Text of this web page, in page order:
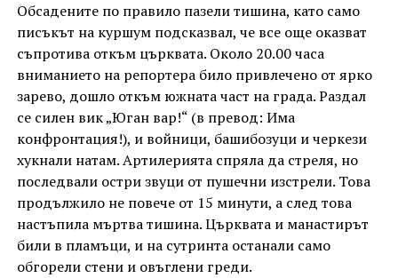
Обсадените по правило пазели тишина, като само
писъкът на куршум подсказвал, че все още оказват
съпротива откъм църквата. Около 20.00 часа
вниманието на репортера било привлечено от ярко
зарево, дошло откъм южната част на града. Раздал
се силен вик „Юган вар!“ (в превод: Има
конфронтация!), и войници, башибозуци и черкези
хукнали натам. Артилерията спряла да стреля, но
последвали остри звуци от пушечни изстрели. Това
продължило не повече от 15 минути, а след това
настъпила мъртва тишина. Църквата и манастирът
били в пламъци, и на сутринта останали само
обгорели стени и овъглени греди.